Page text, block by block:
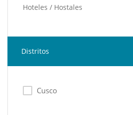
Hoteles / Hostales
Distritos
Cusco